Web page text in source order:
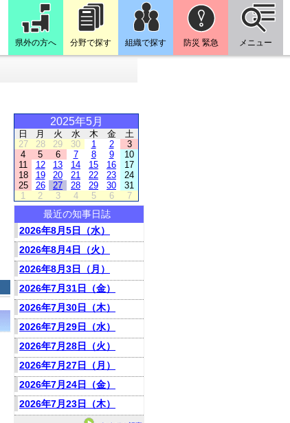
県外の方へ 分野で探す 組織で探す 防災 緊急 メニュー
2025年5月
日 月 火 水 木 金
土
27
28 29 30 1 2
3
4
5 6 7 8 9
10
11
12 13 14 15 16
17
18
19 20 21 22 23
24
25
26 27 28 29 30
31
1
2 3 4 5 6 7
最近の知事日誌
2026年8月5日（水）
2026年8月4日（火）
2026年8月3日（月）
2026年7月31日（金）
2026年7月30日（木）
2026年7月29日（水）
2026年7月28日（火）
2026年7月27日（月）
2026年7月24日（金）
2026年7月23日（木）